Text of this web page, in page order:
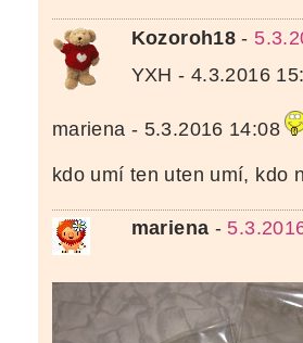
Kozoroh18 -
YXH - 4.3.2016
mariena - 5.3.2016 14:08
kdo umí ten uten umí, kdo
mariena -